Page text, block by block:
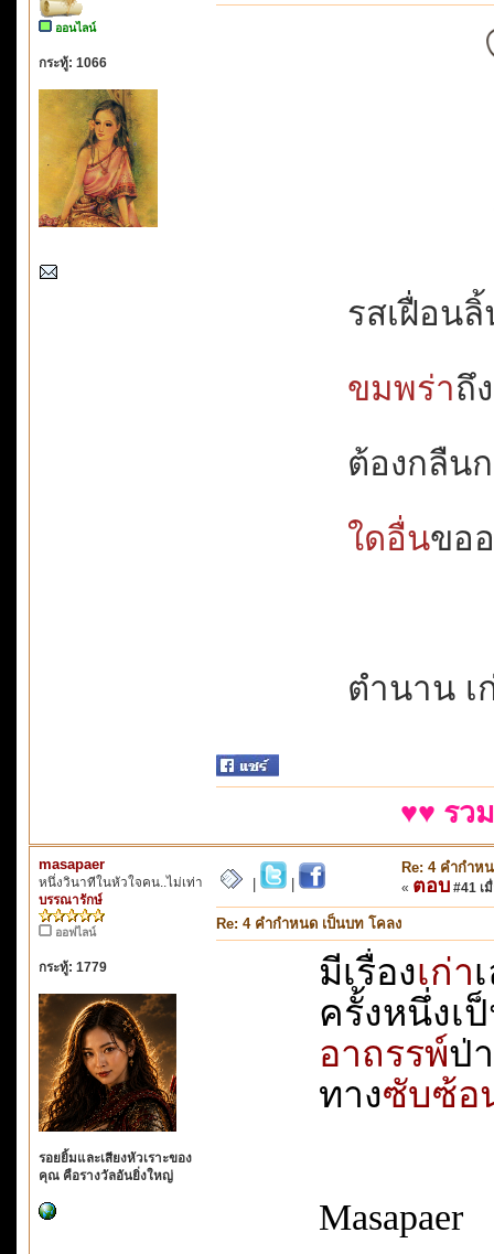
ออนไลน์
กระทู้: 1066
รสเฝื่อน
ขมพร่าถึ
ต้องกลืน
ใดอื่นขอ
ตำนาน เ
♥♥ รว
masapaer
หนึ่งวินาทีในหัวใจคน..ไม่เท่า
บรรณารักษ์
ออฟไลน์
กระทู้: 1779
รอยยิ้มและเสียงหัวเราะของ
คุณ คือรางวัลอันยิ่งใหญ่
Re: 4 คำกำห
« ตอบ #41 เ
Re: 4 คำกำหนด เป็นบท โคลง
มีเรื่องเก่า
ครั้งหนึ่งเ
อาถรรพ์ป่
ทางซับซ้อ
Masapaer